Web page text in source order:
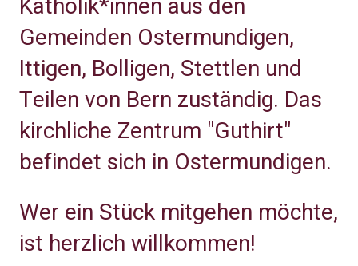
Katholik*innen aus den
Gemeinden Ostermundigen,
Ittigen, Bolligen, Stettlen und
Teilen von Bern zuständig. Das
kirchliche Zentrum "Guthirt"
befindet sich in Ostermundigen.
Wer ein Stück mitgehen möchte,
ist herzlich willkommen!